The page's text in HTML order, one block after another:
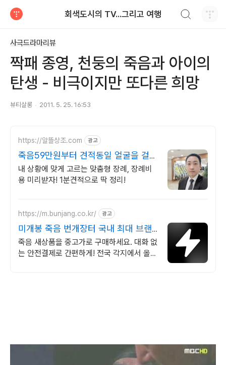
회색도시의 TV...그리고 여행
사극드라마리뷰
짝패 종영, 천둥의 죽음과 아이의
탄생 - 비극이지만 또다른 희망
뷰티살롱 2011. 5. 25. 16:53
https://알뜰상조.com 광고
죽음59만원부터 견적동일 얼굴을 걸고
처음부터 끝까지
내 상황에 맞게 고르는 맞춤형 장례, 장례비
용 미리받자! 1분견적으로 딱 정리!
https://m.bunjang.co.kr/ 광고
미개봉 죽음 번개장터 국내 최대 브랜
드 중고거래
죽음 새상품을 중고가로 구매하세요. 대화 없
는 안전결제로 간편하게! 전국 각지에서 올라